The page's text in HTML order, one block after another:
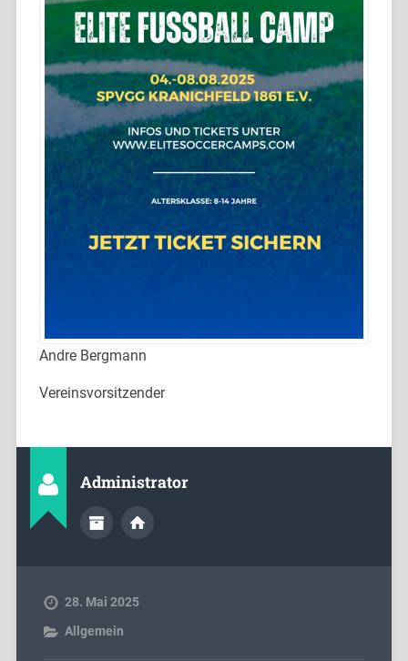
Andre Bergmann
Vereinsvorsitzender
Administrator
28. Mai 2025
Allgemein